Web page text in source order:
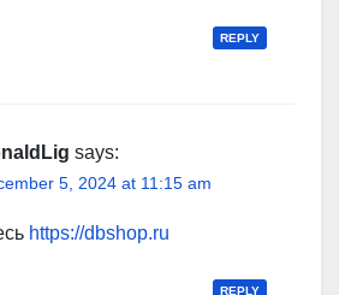
REPLY
says:
5, 2024 at 11:15 am
https://dbshop.ru
REPLY